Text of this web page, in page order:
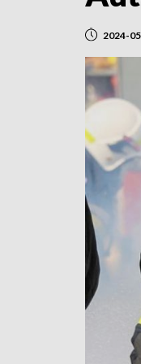
2024-